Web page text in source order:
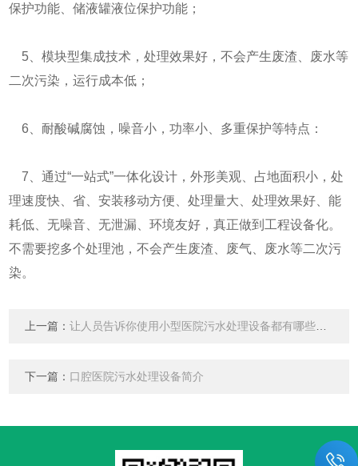
保护功能、储液罐液位保护功能；
5、模块型集成技术，处理效果好，不会产生废渣、废水等
二次污染，运行成本低；
6、耐酸碱腐蚀，噪音小，功率小、多重保护等特点：
7、通过“一站式”一体化设计，外形美观、占地面积小，处
理速度快、省、安装移动方便、处理量大、处理效果好、能
耗低、无噪音、无泄漏、环境友好，真正做到工程设备化。
不需要挖多个处理池，不会产生废渣、废气、废水等二次污
染。
上一篇：让人员告诉你使用小型医院污水处理设备都有哪些好处
下一篇： 口腔医院污水处理设备简介